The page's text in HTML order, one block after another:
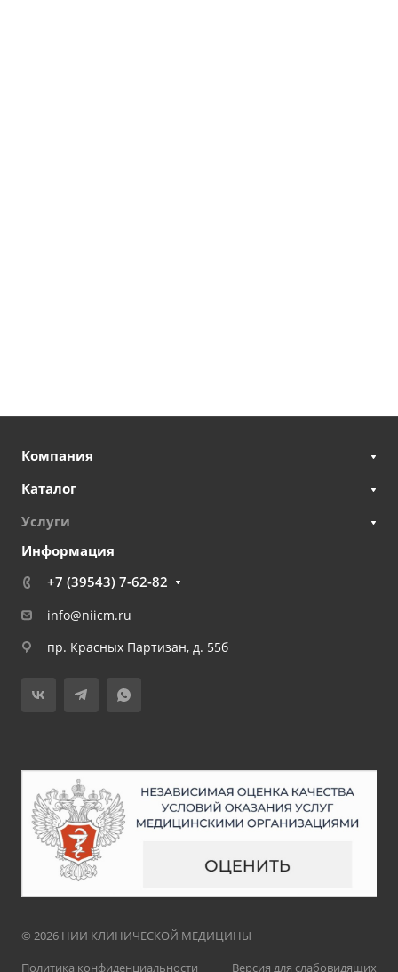
Компания
Каталог
Услуги
Информация
+7 (39543) 7-62-82
info@niicm.ru
пр. Красных Партизан, д. 55б
© 2026 НИИ КЛИНИЧЕСКОЙ МЕДИЦИНЫ
Политика конфиденциальности
Версия для слабовидящих